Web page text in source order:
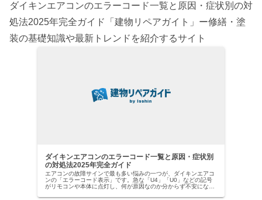
ダイキンエアコンのエラーコード一覧と原因・症状別の対
処法2025年完全ガイド「建物リペアガイト」ー修繕・塗
装の基礎知識や最新トレンドを紹介するサイト
ダイキンエアコンのエラーコード一覧と原因・症状別
の対処法2025年完全ガイド
エアコンの故障サインで最も多い悩みの一つが、ダイキンエアコ
ンの「エラーコード表示」です。急な「U4」「U0」などの記号
がリモコンや本体に点灯し、何が原因なのか分からず不安になっ